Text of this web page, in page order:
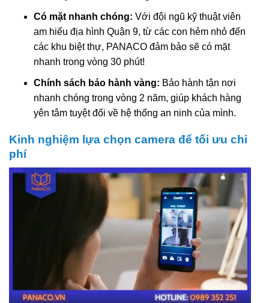
Có mặt nhanh chóng: Với đội ngũ kỹ thuật viên
am hiểu địa hình Quận 9, từ các con hẻm nhỏ đến
các khu biệt thự, PANACO đảm bảo sẽ có mặt
nhanh trong vòng 30 phút!
Chính sách bảo hành vàng: Bảo hành tận nơi
nhanh chóng trong vòng 2 năm, giúp khách hàng
yên tâm tuyệt đối về hệ thống an ninh của mình.
Kinh nghiệm lựa chọn camera để tối ưu chi
phí